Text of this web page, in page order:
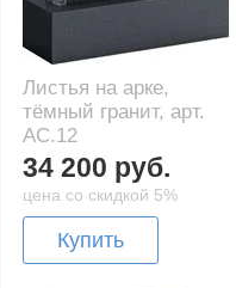
Листья на арке,
тёмный гранит, арт.
AC.12
34 200 руб.
цена со скидкой 5%
Купить